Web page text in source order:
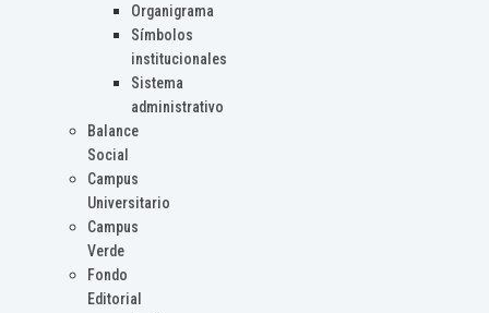
Organigrama
Símbolos
institucionales
Sistema
administrativo
Balance
Social
Campus
Universitario
Campus
Verde
Fondo
Editorial